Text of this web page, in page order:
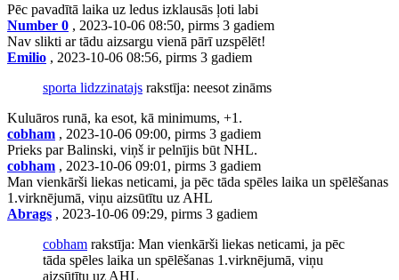
Pēc pavadītā laika uz ledus izklausās ļoti labi
Number 0 , 2023-10-06 08:50, pirms 3 gadiem
Nav slikti ar tādu aizsargu vienā pārī uzspēlēt!
Emilio , 2023-10-06 08:56, pirms 3 gadiem
sporta lidzzinatajs rakstīja: neesot zināms
Kuluāros runā, ka esot, kā minimums, +1.
cobham , 2023-10-06 09:00, pirms 3 gadiem
Prieks par Balinski, viņš ir pelnījis būt NHL.
cobham , 2023-10-06 09:01, pirms 3 gadiem
Man vienkārši liekas neticami, ja pēc tāda spēles laika un spēlēšanas
1.virknējumā, viņu aizsūtītu uz AHL
Abrags , 2023-10-06 09:29, pirms 3 gadiem
cobham rakstīja: Man vienkārši liekas neticami, ja pēc
tāda spēles laika un spēlēšanas 1.virknējumā, viņu
aizsūtītu uz AHL